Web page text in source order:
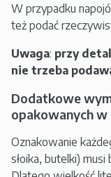
W przypadku
też podać
Uwaga: przy
nie trzeba
Dodatkowe
opakowanych w
Oznakowanie
słoika, butelki)